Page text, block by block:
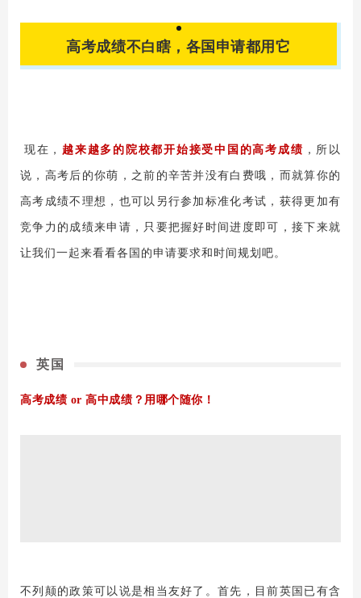
高考成绩不白瞎，各国申请都用它
现在， 越来越多的院校都开始接受中国的高考成绩 ，所以
说，高考后的你萌，之前的辛苦并没有白费哦，而就算你的
高考成绩不理想，也可以另行参加标准化考试，获得更加有
竞争力的成绩来申请，只要把握好时间进度即可，接下来就
让我们一起来看看各国的申请要求和时间规划吧。
英国
高考成绩 or 高中成绩？用哪个随你！
不列颠的政策可以说是相当友好了。首先，目前英国已有含